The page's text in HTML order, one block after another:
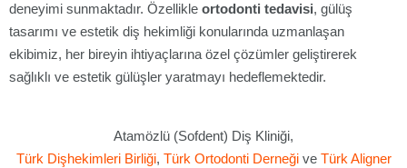
deneyimi sunmaktadır. Özellikle ortodonti tedavisi, gülüş
tasarımı ve estetik diş hekimliği konularında uzmanlaşan
ekibimiz, her bireyin ihtiyaçlarına özel çözümler geliştirerek
sağlıklı ve estetik gülüşler yaratmayı hedeflemektedir.
Atamözlü (Sofdent) Diş Kliniği,
Türk Dişhekimleri Birliği, Türk Ortodonti Derneğive Türk Aligner